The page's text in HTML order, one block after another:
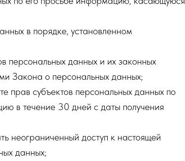
в порядке, установленном
персональных данных и их законных
Закона о персональных данных;
прав субъектов персональных данных по
в течение 30 дней с даты получения
неограниченный доступ к настоящей
данных;